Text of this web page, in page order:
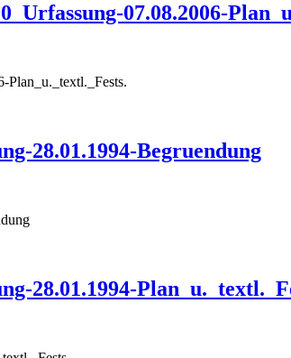
07.08.2006-
Plan_u._textl._Fests.
28.01.1994-Begruendung
28.01.1994-